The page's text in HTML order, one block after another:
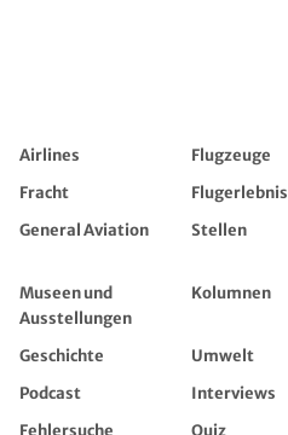
Airlines Flugzeuge
Fracht
Flugerlebnis
General Aviation
Stellen
Museen und
Ausstellungen
Kolumnen
Geschichte Umwelt
Podcast
Interviews
Fehlersuche
Quiz